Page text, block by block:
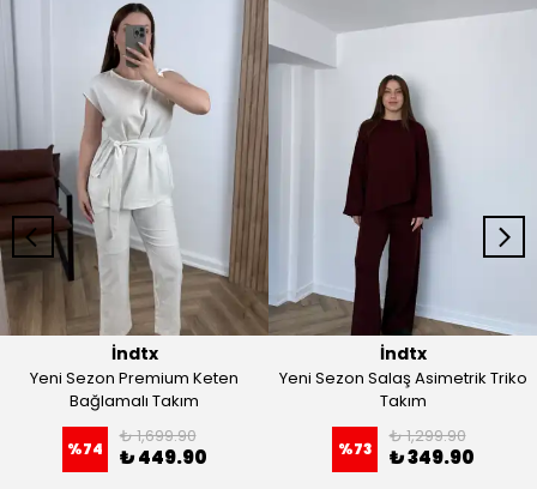
İndtx
Yeni Sezon Premium Keten
Bağlamalı Takım
%74
₺ 1,699.90
₺ 449.90
İndtx
Yeni Sezon Salaş Asimetrik Triko
Takım
%73
₺ 1,299.90
₺ 349.90